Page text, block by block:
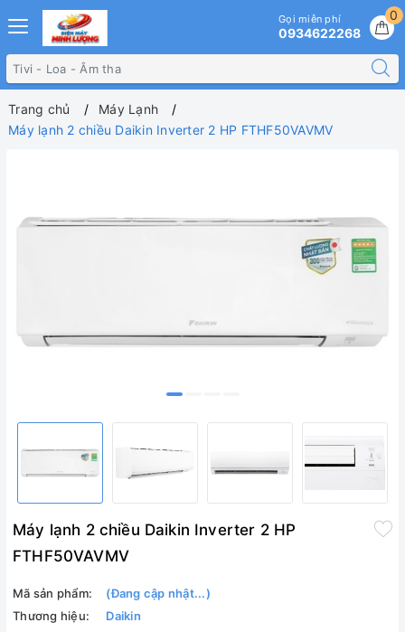
0
Gọi miễn phí
0934622268
Trang chủ
Máy Lạnh
Máy lạnh 2 chiều Daikin Inverter 2 HP FTHF50VAVMV
Máy lạnh 2 chiều Daikin Inverter 2 HP
FTHF50VAVMV
Mã sản phẩm:
(Đang cập nhật...)
Thương hiệu:
Daikin